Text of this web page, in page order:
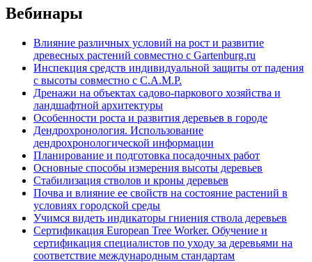
Вебинары
Влияние различных условий на рост и развитие
древесных растений совместно с Gartenburg.ru
Инспекция средств индивидуальной защиты от падения
с высоты совместно с C.A.M.P.
Дренажи на объектах садово-паркового хозяйства и
ландшафтной архитектуры
Особенности роста и развития деревьев в городе
Дендрохронология. Использование
дендрохронологической информации
Планирование и подготовка посадочных работ
Основные способы измерения высоты деревьев
Стабилизация стволов и кроны деревьев
Почва и влияние ее свойств на состояние растений в
условиях городской среды
Учимся видеть индикаторы гниения ствола деревьев
Сертификация European Tree Worker. Обучение и
сертификация специалистов по уходу за деревьями на
соответствие международным стандартам